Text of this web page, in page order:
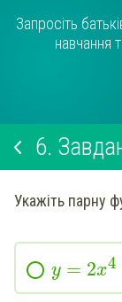
Запросіть
навчання
6.
Укажіть парну
y = 2x4